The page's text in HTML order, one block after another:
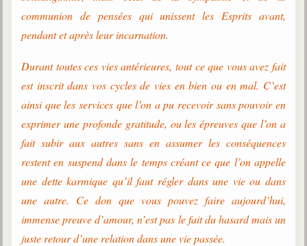
communion de pensées qui unissent les Esprits avant,
pendant et après leur incarnation.
Durant toutes ces vies antérieures, tout ce que vous avez fait
est inscrit dans vos cycles de vies en bien ou en mal. C’est
ainsi que les services que l’on a pu recevoir sans pouvoir en
exprimer une profonde gratitude, ou les épreuves que l’on a
fait subir aux autres sans en assumer les conséquences
restent en suspend dans le temps créant ce que l’on appelle
une dette karmique qu’il faut régler dans une vie ou dans
une autre. Ce don que vous pouvez faire aujourd’hui,
immense preuve d’amour, n’est pas le fait du hasard mais un
juste retour d’une relation dans une vie passée.